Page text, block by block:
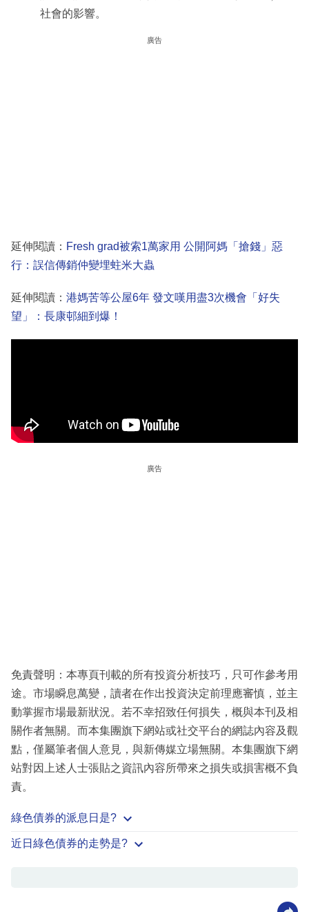
社會的影響。
廣告
延伸閱讀： Fresh grad被索1萬家用 公開阿媽「搶錢」惡
行：誤信傳銷仲變埋蛀米大蟲
延伸閱讀： 港媽苦等公屋6年 發文嘆用盡3次機會「好失
望」：長康邨細到爆！
廣告
免責聲明：本專頁刊載的所有投資分析技巧，只可作參考用
途。市場瞬息萬變，讀者在作出投資決定前理應審慎，並主
動掌握市場最新狀況。若不幸招致任何損失，概與本刊及相
關作者無關。而本集團旗下網站或社交平台的網誌內容及觀
點，僅屬筆者個人意見，與新傳媒立場無關。本集團旗下網
站對因上述人士張貼之資訊內容所帶來之損失或損害概不負
責。
綠色債券的派息日是?
近日綠色債券的走勢是?